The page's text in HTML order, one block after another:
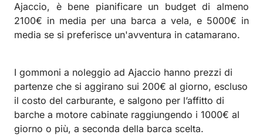
Ajaccio, è bene pianificare un budget di almeno
2100€ in media per una barca a vela, e 5000€ in
media se si preferisce un'avventura in catamarano.
I gommoni a noleggio ad Ajaccio hanno prezzi di
partenze che si aggirano sui 200€ al giorno, escluso
il costo del carburante, e salgono per l’affitto di
barche a motore cabinate raggiungendo i 1000€ al
giorno o più, a seconda della barca scelta.